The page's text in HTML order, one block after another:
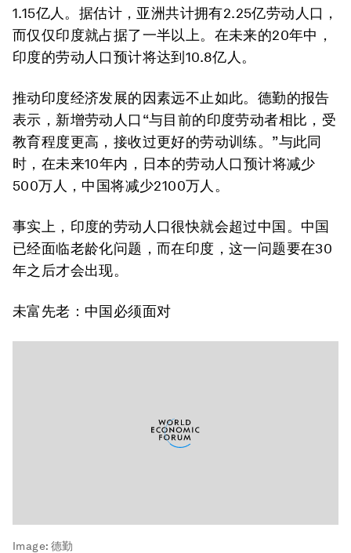
1.15亿人。据估计，亚洲共计拥有2.25亿劳动人口，
而仅仅印度就占据了一半以上。在未来的20年中，
印度的劳动人口预计将达到10.8亿人。
推动印度经济发展的因素远不止如此。德勤的报告
表示，新增劳动人口“与目前的印度劳动者相比，受
教育程度更高，接收过更好的劳动训练。”与此同
时，在未来10年内，日本的劳动人口预计将减少
500万人，中国将减少2100万人。
事实上，印度的劳动人口很快就会超过中国。中国
已经面临老龄化问题，而在印度，这一问题要在30
年之后才会出现。
未富先老：中国必须面对
Image: 德勤